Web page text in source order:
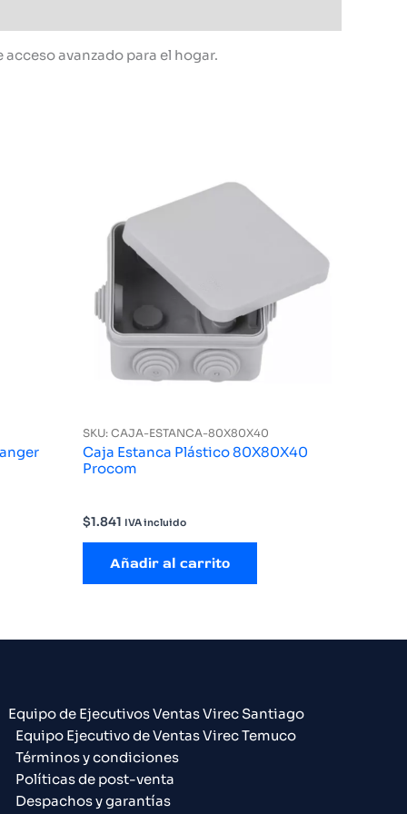
avanzado para el hogar.
SKU: CAJA-ESTANCA-80X80X40
Caja Estanca Plástico 80X80X40
Procom
$1.841 IVA incluido
Añadir al carrito
Equipo de Ejecutivos Ventas Virec Santiago
Equipo Ejecutivo de Ventas Virec Temuco
Términos y condiciones
Políticas de post-venta
Despachos y garantías